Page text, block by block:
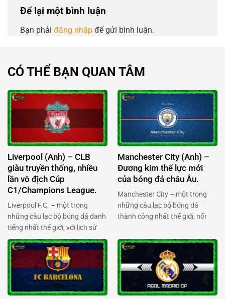
Để lại một bình luận
Bạn phải đăng nhập để gửi bình luận.
CÓ THỂ BẠN QUAN TÂM
Liverpool (Anh) – CLB
giàu truyền thống, nhiều
lần vô địch Cúp
C1/Champions League.
Liverpool F.C. – một trong
những câu lạc bộ bóng đá danh
tiếng nhất thế giới, với lịch sử
oai hùng, danh hiệu đồ sộ và
tầm ảnh hưởng toàn cầu. Được
biết đến với biệt danh “The
Reds”, đội bóng vùng
Merseyside luôn là biểu tượng
của tinh thần chiến đấu quả
Manchester City (Anh) –
Đương kim thế lực mới
của bóng đá châu Âu.
Manchester City – một trong
những câu lạc bộ bóng đá
thành công nhất thế giới, nổi
Citizens”. Từ Etihad Stadium
hiện đại cho đến những chiếc
cúp Champions League danh
giá, Manchester City luôn khẳng
định vị thế của mình. Đây là
chuyên trang chính thức tại